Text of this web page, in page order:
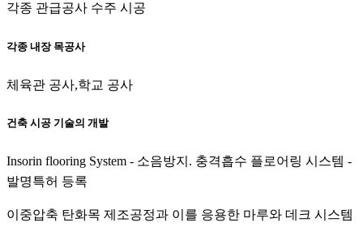
각종 관급공사 수주 시공
각종 내장 목공사
체육관 공사,학교 공사
건축 시공 기술의 개발
Insorin flooring System - 소음방지. 충격흡수 플로어링 시스템 -
발명특허 등록
이중압축 탄화목 제조공정과 이를 응용한 마루와 데크 시스템